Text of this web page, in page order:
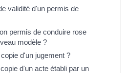
validité d'un permis de
permis de conduire rose
modèle ?
d'un jugement ?
d'un acte établi par un